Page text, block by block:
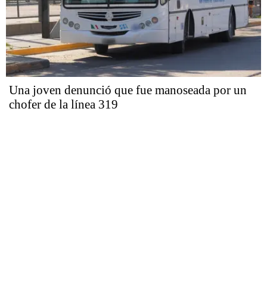
Una joven denunció que fue manoseada por un
chofer de la línea 319